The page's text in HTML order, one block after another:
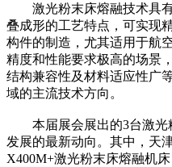
激光粉末床熔融技术具有
叠成形的工艺特点，可实现
构件的制造，尤其适用于航
精度和性能要求极高的场景
结构兼容性及材料适应性广
域的主流技术方向。
本届展会展出的3台激光
发展的最新动向。其中，天
X400M+激光粉末床熔融机